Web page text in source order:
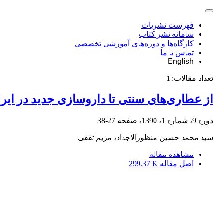
فهرست نشریات
سامانه نشر کتاب
کارگاه‌ها و دوره‌های آموزشی تخصصی
تماس با ما
English
تعداد مقالات: 1
از عطاری‌های سنتی تا داروسازی جدید در
دوره 9، شماره 1، 1390، صفحه 27-38
سید محمد حسین منظورالاجداد، مریم ثقفی
مشاهده مقاله
اصل مقاله 299.37 K